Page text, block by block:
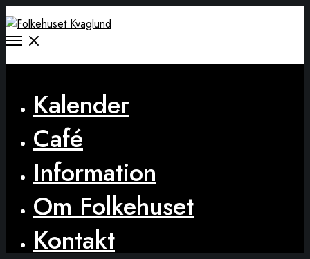
Open
Kalender
Café
Information
Om Folkehuset
Kontakt